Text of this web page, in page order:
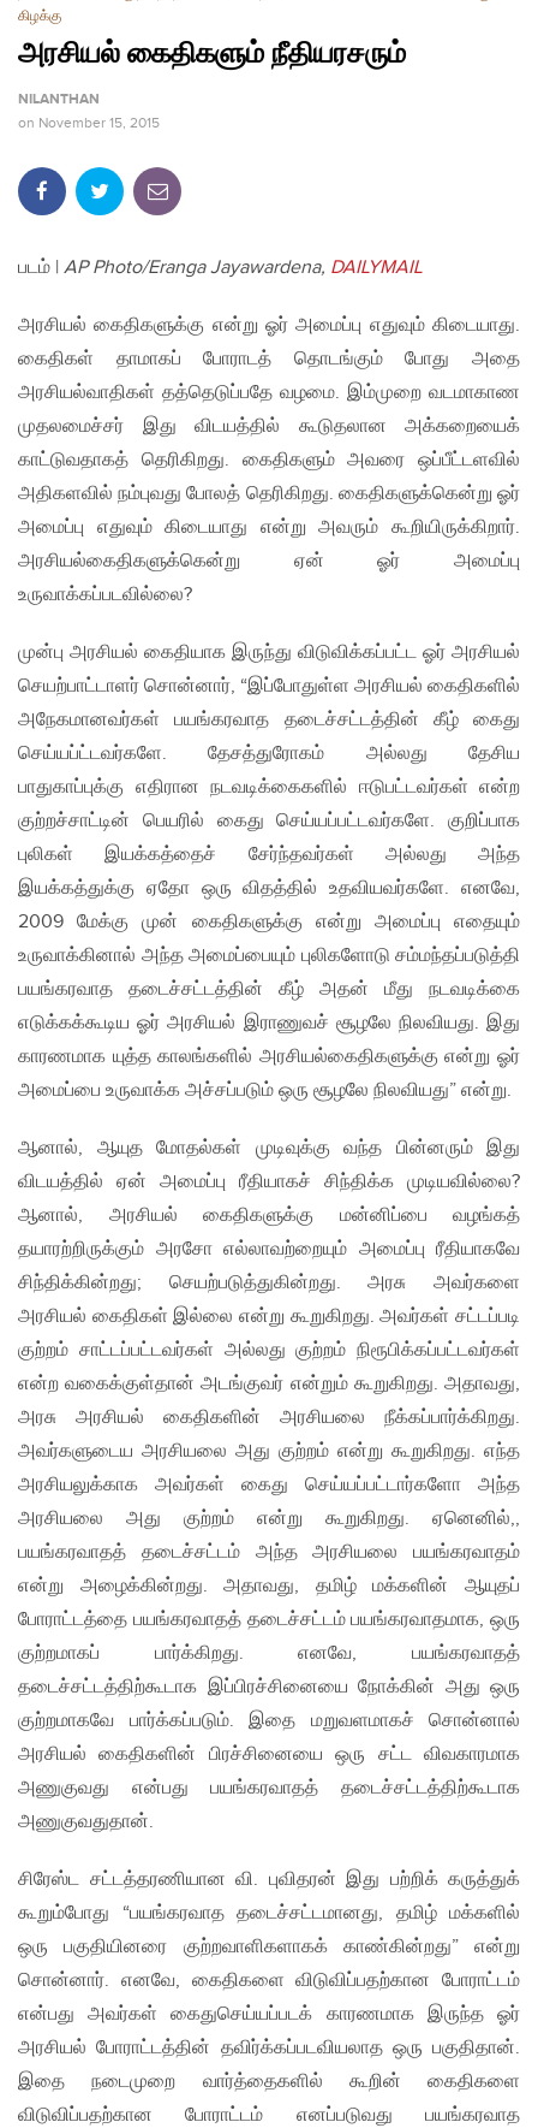
கிழக்கு
அரசியல் கைதிகளும் நீதியரசரும்
NILANTHAN
on November 15, 2015
படம் | AP Photo/Eranga Jayawardena, DAILYMAIL
அரசியல் கைதிகளுக்கு என்று ஓர் அமைப்பு எதுவும் கிடையாது.
கைதிகள் தாமாகப் போராடத் தொடங்கும் போது அதை
அரசியல்வாதிகள் தத்தெடுப்பதே வழமை. இம்முறை வடமாகாண
முதலமைச்சர் இது விடயத்தில் கூடுதலான அக்கறையைக்
காட்டுவதாகத் தெரிகிறது. கைதிகளும் அவரை ஒப்பீட்டளவில்
அதிகளவில் நம்புவது போலத் தெரிகிறது. கைதிகளுக்கென்று ஓர்
அமைப்பு எதுவும் கிடையாது என்று அவரும் கூறியிருக்கிறார்.
அரசியல்கைதிகளுக்கென்று ஏன் ஓர் அமைப்பு
உருவாக்கப்படவில்லை?
முன்பு அரசியல் கைதியாக இருந்து விடுவிக்கப்பட்ட ஓர் அரசியல்
செயற்பாட்டாளர் சொன்னார், “இப்போதுள்ள அரசியல் கைதிகளில்
அநேகமானவர்கள் பயங்கரவாத தடைச்சட்டத்தின் கீழ் கைது
செய்யப்ட்டவர்களே. தேசத்துரோகம் அல்லது தேசிய
பாதுகாப்புக்கு எதிரான நடவடிக்கைகளில் ஈடுபட்டவர்கள் என்ற
குற்றச்சாட்டின் பெயரில் கைது செய்யப்பட்டவர்களே. குறிப்பாக
புலிகள் இயக்கத்தைச் சேர்ந்தவர்கள் அல்லது அந்த
இயக்கத்துக்கு ஏதோ ஒரு விதத்தில் உதவியவர்களே. எனவே,
2009 மேக்கு முன் கைதிகளுக்கு என்று அமைப்பு எதையும்
உருவாக்கினால் அந்த அமைப்பையும் புலிகளோடு சம்மந்தப்படுத்தி
பயங்கரவாத தடைச்சட்டத்தின் கீழ் அதன் மீது நடவடிக்கை
எடுக்கக்கூடிய ஓர் அரசியல் இராணுவச் சூழலே நிலவியது. இது
காரணமாக யுத்த காலங்களில் அரசியல்கைதிகளுக்கு என்று ஓர்
அமைப்பை உருவாக்க அச்சப்படும் ஒரு சூழலே நிலவியது” என்று.
ஆனால், ஆயுத மோதல்கள் முடிவுக்கு வந்த பின்னரும் இது
விடயத்தில் ஏன் அமைப்பு ரீதியாகச் சிந்திக்க முடியவில்லை?
ஆனால், அரசியல் கைதிகளுக்கு மன்னிப்பை வழங்கத்
தயாரற்றிருக்கும் அரசோ எல்லாவற்றையும் அமைப்பு ரீதியாகவே
சிந்திக்கின்றது; செயற்படுத்துகின்றது. அரசு அவர்களை
அரசியல் கைதிகள் இல்லை என்று கூறுகிறது. அவர்கள் சட்டப்படி
குற்றம் சாட்டப்பட்டவர்கள் அல்லது குற்றம் நிரூபிக்கப்பட்டவர்கள்
என்ற வகைக்குள்தான் அடங்குவர் என்றும் கூறுகிறது. அதாவது,
அரசு அரசியல் கைதிகளின் அரசியலை நீக்கப்பார்க்கிறது.
அவர்களுடைய அரசியலை அது குற்றம் என்று கூறுகிறது. எந்த
அரசியலுக்காக அவர்கள் கைது செய்யப்பட்டார்களோ அந்த
அரசியலை அது குற்றம் என்று கூறுகிறது. ஏனெனில்,,
பயங்கரவாதத் தடைச்சட்டம் அந்த அரசியலை பயங்கரவாதம்
என்று அழைக்கின்றது. அதாவது, தமிழ் மக்களின் ஆயுதப்
போராட்டத்தை பயங்கரவாதத் தடைச்சட்டம் பயங்கரவாதமாக, ஒரு
குற்றமாகப் பார்க்கிறது. எனவே, பயங்கரவாதத்
தடைச்சட்டத்திற்கூடாக இப்பிரச்சினையை நோக்கின் அது ஒரு
குற்றமாகவே பார்க்கப்படும். இதை மறுவளமாகச் சொன்னால்
அரசியல் கைதிகளின் பிரச்சினையை ஒரு சட்ட விவகாரமாக
அணுகுவது என்பது பயங்கரவாதத் தடைச்சட்டத்திற்கூடாக
அணுகுவதுதான்.
சிரேஸ்ட சட்டத்தரணியான வி. புவிதரன் இது பற்றிக் கருத்துக்
கூறும்போது “பயங்கரவாத தடைச்சட்டமானது, தமிழ் மக்களில்
ஒரு பகுதியினரை குற்றவாளிகளாகக் காண்கின்றது” என்று
சொன்னார். எனவே, கைதிகளை விடுவிப்பதற்கான போராட்டம்
என்பது அவர்கள் கைதுசெய்யப்படக் காரணமாக இருந்த ஓர்
அரசியல் போராட்டத்தின் தவிர்க்கப்படவியலாத ஒரு பகுதிதான்.
இதை நடைமுறை வார்த்தைகளில் கூறின் கைதிகளை
விடுவிப்பதற்கான போராட்டம் எனப்படுவது பயங்கரவாத